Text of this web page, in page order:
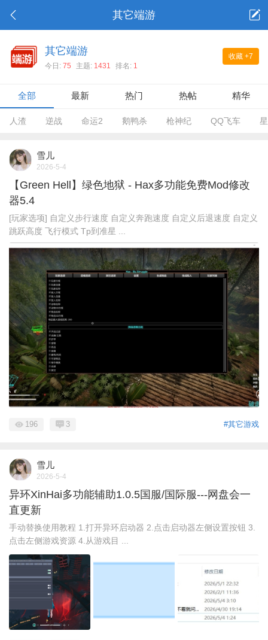
其它端游
收藏 +7
其它端游
今日: 75 主题: 1431 排名: 1
全部 最新 热门 热帖 精华
人渣 逆战 命运2 鹅鸭杀 枪神纪 QQ飞车
雪儿
2026-5-4
【Green Hell】绿色地狱 - Hax多功能免费Mod修改
器5.4
[玩家选项] 自定义步行速度 自定义奔跑速度 自定义后退速度 自定义
跳跃高度 飞行模式 Tp到准星 ...
#其它游戏
196 3
雪儿
2026-5-4
异环XinHai多功能辅助1.0.5国服/国际服---网盘会一
直更新
手动替换使用教程 1.打开异环启动器 2.点击启动器左侧设置按钮 3.
点击左侧游戏资源 4.从游戏目 ...